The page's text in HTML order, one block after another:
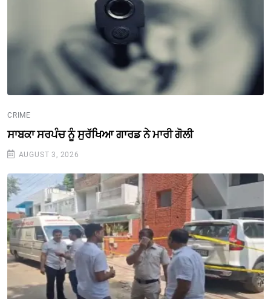
CRIME
ਸਾਬਕਾ ਸਰਪੰਚ ਨੂੰ ਸੁਰੱਖਿਆ ਗਾਰਡ ਨੇ ਮਾਰੀ ਗੋਲੀ
AUGUST 3, 2026